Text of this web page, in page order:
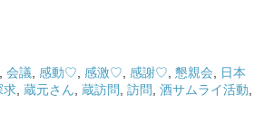
会議 感動♡ 感激♡ 感謝♡ 懇親会
日本
求 蔵元さん 蔵訪問 訪問 酒サムライ活動